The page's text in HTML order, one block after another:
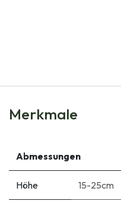
Merkmale
Abmessungen
Höhe 15-25cm